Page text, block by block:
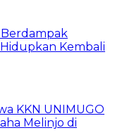
Berdampak
Kembali
KKN UNIMUGO
Melinjo di